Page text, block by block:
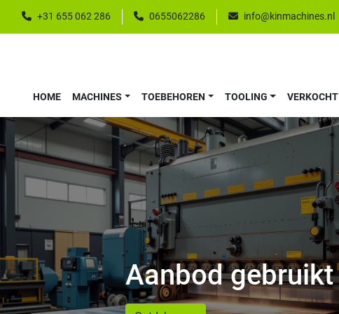
+31 655 062 286 0655062286 info@kinmachines.nl
HOME MACHINES TOEBEHOREN TOOLING VERKOCHT
Aanbod gebruikt